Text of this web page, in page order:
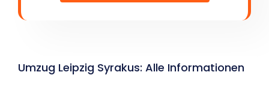
Umzug Leipzig Syrakus: Alle Informationen